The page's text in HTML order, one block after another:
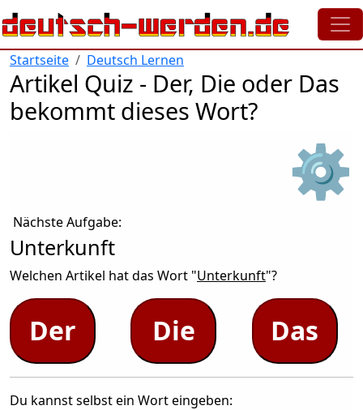
Direkt zum Inhalt
Startseite Deutsch Lernen
Artikel Quiz - Der, Die oder Das
bekommt dieses Wort?
⚙
Nächste Aufgabe:
Unterkunft
Welchen Artikel hat das Wort "Unterkunft"?
Der Die Das
Du kannst selbst ein Wort eingeben: